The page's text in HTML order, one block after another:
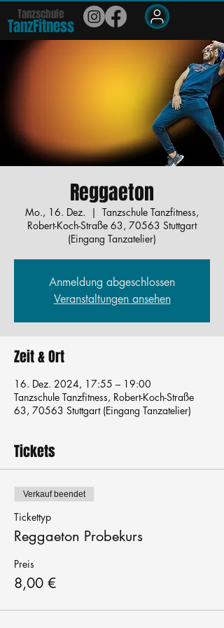
Tanzschule
TanzFitness
Reggaeton
Mo., 16. Dez.
  |
Tanzschule Tanzfitness,
Robert-Koch-Straße 63, 70563 Stuttgart
(Eingang Tanzatelier)
Anmeldung abgeschlossen
Veranstaltungen ansehen
Zeit & Ort
16. Dez. 2024, 17:55 – 19:00
Tanzschule Tanzfitness, Robert-Koch-Straße
63, 70563 Stuttgart (Eingang Tanzatelier)
Tickets
Verkauf beendet
Tickettyp
Reggaeton Probekurs
Preis
8,00 €